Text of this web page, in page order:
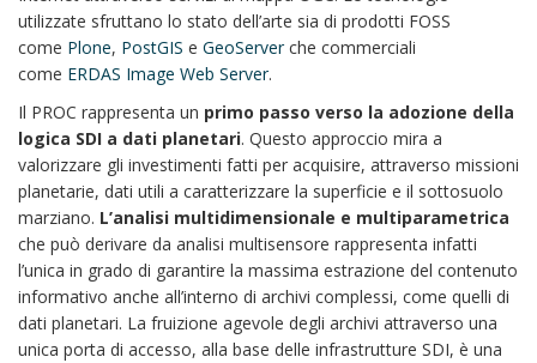
utilizzate sfruttano lo stato dell’arte sia di prodotti FOSS
come Plone, PostGIS e GeoServerche commerciali
come ERDAS Image Web Server.
Il PROC rappresenta un primo passo verso la adozione della
logica SDI a dati planetari. Questo approccio mira a
valorizzare gli investimenti fatti per acquisire, attraverso missioni
planetarie, dati utili a caratterizzare la superficie e il sottosuolo
marziano. L’analisi multidimensionale e multiparametrica
che può derivare da analisi multisensore rappresenta infatti
l’unica in grado di garantire la massima estrazione del contenuto
informativo anche all’interno di archivi complessi, come quelli di
dati planetari. La fruizione agevole degli archivi attraverso una
unica porta di accesso, alla base delle infrastrutture SDI, è una